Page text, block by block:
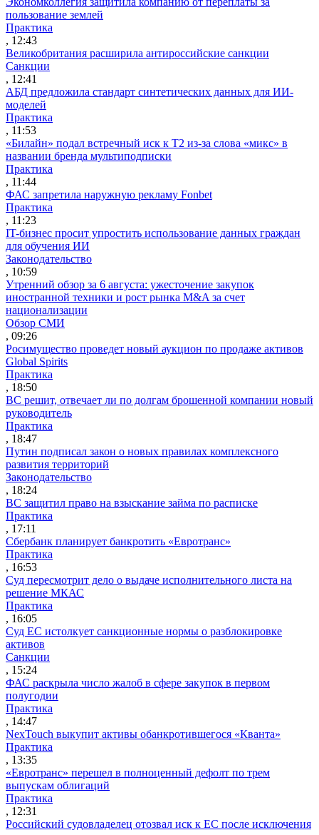
пользование землей
Практика
, 12:43
Великобритания расширила антироссийские санкции
Санкции
, 12:41
АБД предложила стандарт синтетических данных для ИИ-
моделей
Практика
, 11:53
«Билайн» подал встречный иск к Т2 из-за слова «микс» в
названии бренда мультиподписки
Практика
, 11:44
ФАС запретила наружную рекламу Fonbet
Практика
, 11:23
IT-бизнес просит упростить использование данных граждан
для обучения ИИ
Законодательство
, 10:59
Утренний обзор за 6 августа: ужесточение закупок
иностранной техники и рост рынка M&A за счет
национализации
Обзор СМИ
, 09:26
Росимущество проведет новый аукцион по продаже активов
Global Spirits
Практика
, 18:50
ВС решит, отвечает ли по долгам брошенной компании новый
руководитель
Практика
, 18:47
Путин подписал закон о новых правилах комплексного
развития территорий
Законодательство
, 18:24
ВС защитил право на взыскание займа по расписке
Практика
, 17:11
Сбербанк планирует банкротить «Евротранс»
Практика
, 16:53
Суд пересмотрит дело о выдаче исполнительного листа на
решение МКАС
Практика
, 16:05
Суд ЕС истолкует санкционные нормы о разблокировке
активов
Санкции
, 15:24
ФАС раскрыла число жалоб в сфере закупок в первом
полугодии
Практика
, 14:47
NexTouch выкупит активы обанкротившегося «Кванта»
Практика
, 13:35
«Евротранс» перешел в полноценный дефолт по трем
выпускам облигаций
Практика
, 12:31
Российский судовладелец отозвал иск к ЕС после исключения